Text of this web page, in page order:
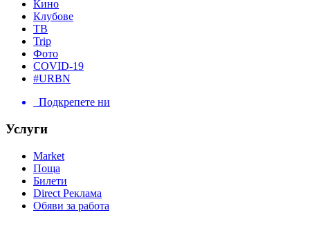
Кино
Клубове
ТВ
Trip
Фото
COVID-19
#URBN
Подкрепете ни
Услуги
Market
Поща
Билети
Direct Реклама
Обяви за работа